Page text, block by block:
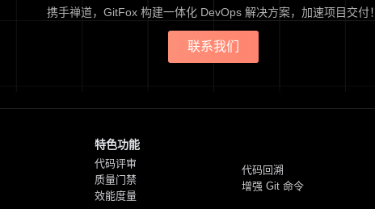
携手禅道，GitFox 构建一体化 DevOps 解决方案，加速项目交付！
联系我们
特色功能
代码评审
质量门禁
效能度量
代码回溯
增强 Git 命令